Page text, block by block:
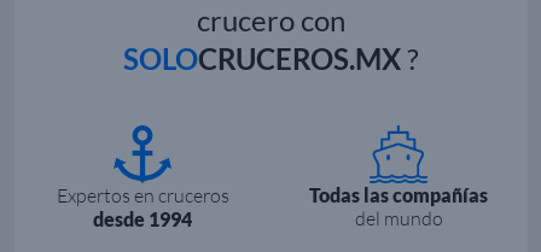
crucero con
SOLOCRUCEROS.MX?
Expertos en cruceros
desde 1994
Todas las compañías
del mundo